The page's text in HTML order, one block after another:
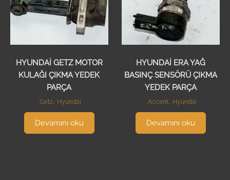
HYUNDAİ GETZ MOTOR
KULAĞI ÇIKMA YEDEK
PARÇA
Getz, Hyundai
Devamını oku
HYUNDAİ ERA YAĞ
BASINÇ SENSÖRÜ ÇIKMA
YEDEK PARÇA
Accent, Hyundai
Devamını oku